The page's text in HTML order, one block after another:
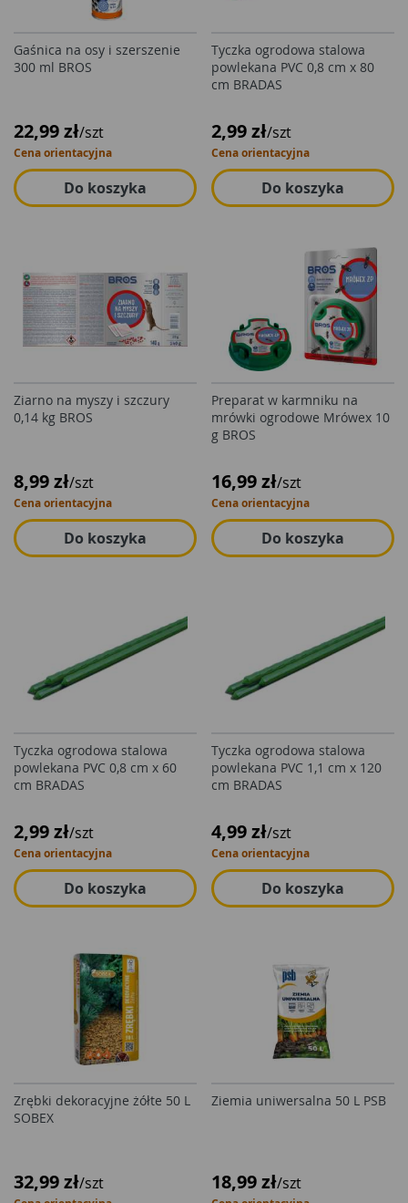
Gaśnica na osy i szerszenie
300 ml BROS
22,99 zł/szt
Cena orientacyjna
Do koszyka
Tyczka ogrodowa stalowa
powlekana PVC 0,8 cm x 80
cm BRADAS
2,99 zł/szt
Cena orientacyjna
Do koszyka
Ziarno na myszy i szczury
0,14 kg BROS
8,99 zł/szt
Cena orientacyjna
Do koszyka
Preparat w karmniku na
mrówki ogrodowe Mrówex 10
g BROS
16,99 zł/szt
Cena orientacyjna
Do koszyka
Tyczka ogrodowa stalowa
powlekana PVC 0,8 cm x 60
cm BRADAS
2,99 zł/szt
Cena orientacyjna
Do koszyka
Tyczka ogrodowa stalowa
powlekana PVC 1,1 cm x 120
cm BRADAS
4,99 zł/szt
Cena orientacyjna
Do koszyka
Zrębki dekoracyjne żółte 50 L
SOBEX
32,99 zł/szt
Ziemia uniwersalna 50 L PSB
18,99 zł/szt